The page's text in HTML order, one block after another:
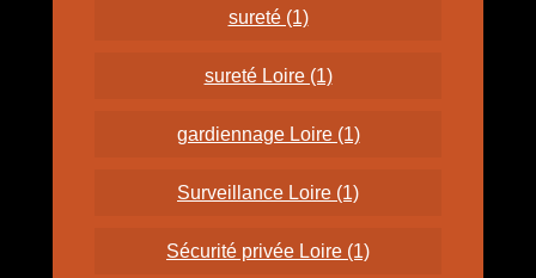
sureté (1)
sureté Loire (1)
gardiennage Loire (1)
Surveillance Loire (1)
Sécurité privée Loire (1)